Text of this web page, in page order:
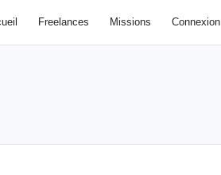
Freelances Missions Connexion